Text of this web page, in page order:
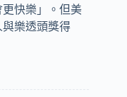
快樂」。但美
與樂透頭獎得